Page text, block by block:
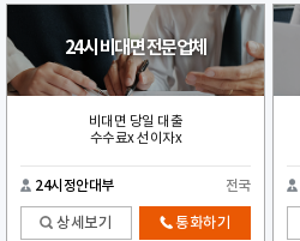
24시 비대면 전문업체
비대면 당일 대출
수수료x 선이자x
24시정안대부 전국
상세보기 통화하기